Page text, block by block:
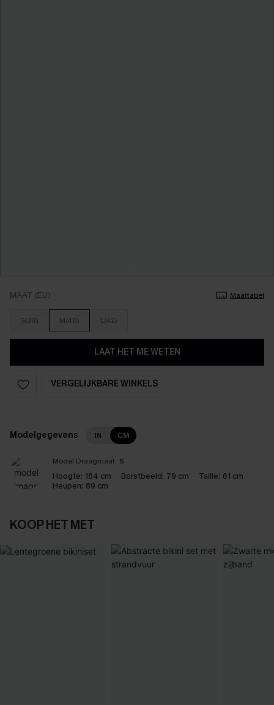
MAAT (EU) Maattabel
S(38) M(40) L(42)
LAAT HET ME WETEN
VERGELIJKBARE WINKELS
Modelgegevens IN CM
Model Draagmaat: S
Hoogte: 164 cm Borstbeeld: 79 cm Taille: 61 cm
Heupen: 89 cm
KOOP HET MET